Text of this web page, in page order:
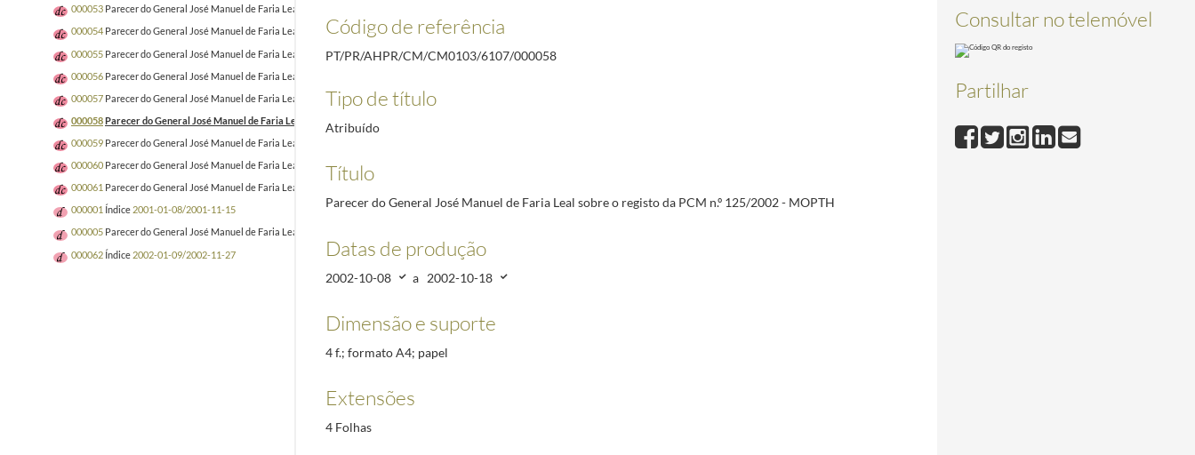
000053 Parecer do General José Manuel de Faria Leal sobre o registo da PCM n.º 52/2002 - MCOTA
000054 Parecer do General José Manuel de Faria Leal sobre o registo da PCM n.º 5/2002 - MNECP2002-05-17/2002-05-20
000055 Parecer do General José Manuel de Faria Leal sobre o registo da PCM n.º 30/2002 - MDN2002-07-01/2002-07-03
000056 Parecer do General José Manuel de Faria Leal sobre o registo da PCM n.º 159/2002 - MDN
000057 Parecer do General José Manuel de Faria Leal sobre o registo da PCM n.º 177/2002 - MDN
000058Parecer do General José Manuel de Faria Leal sobre o registo da PCM n.º 125/2002 - MOPTH
000059 Parecer do General José Manuel de Faria Leal sobre o registo da PCM n.º 115/2002 - MOPTH
000060 Parecer do General José Manuel de Faria Leal sobre o registo da PCM n.º 247/2002 - MDN
000061 Parecer do General José Manuel de Faria Leal sobre o registo da PCM n.º 246/2002 - MDN
000001 Índice 2001-01-08/2001-11-15
000005 Parecer do General José Manuel de Faria Leal sobre o registo da PCM n.º 359/2000 - MDN
000062 Índice 2002-01-09/2002-11-27
Consultar no telemóvel
Partilhar
Código de referência
PT/PR/AHPR/CM/CM0103/6107/000058
Tipo de título
Atribuído
Título
Parecer do General José Manuel de Faria Leal sobre o registo da PCM n.º 125/2002 - MOPTH
Datas de produção
2002-10-08 a 2002-10-18
Dimensão e suporte
4 f.; formato A4; papel
Extensões
4 Folhas